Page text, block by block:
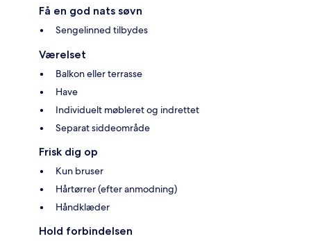
Få en god nats søvn
Sengelinned tilbydes
Værelset
Balkon eller terrasse
Have
Individuelt møbleret og indrettet
Separat siddeområde
Frisk dig op
Kun bruser
Hårtørrer (efter anmodning)
Håndklæder
Hold forbindelsen